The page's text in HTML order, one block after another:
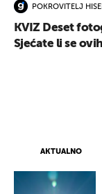
AKTUALNO
POKROVITELJ
KVIZ Deset
Sjećate li se